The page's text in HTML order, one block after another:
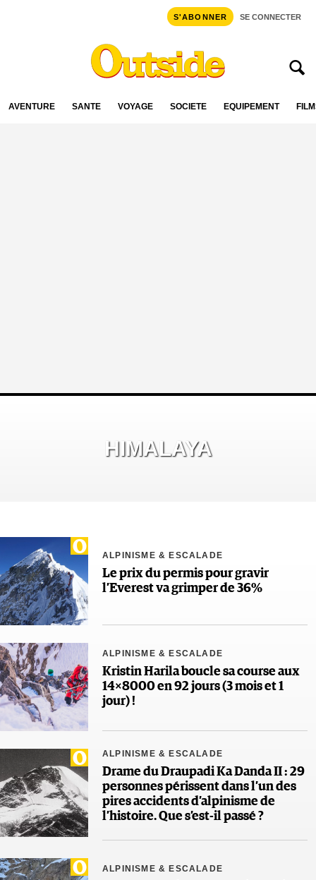
S'ABONNER SE CONNECTER
AVENTURE SANTÉ VOYAGE SOCIÉTÉ ÉQUIPEMENT
HIMALAYA
ALPINISME & ESCALADE
Le prix du permis pour gravir
l’Everest va grimper de 36%
ALPINISME & ESCALADE
Kristin Harila boucle sa course aux
14×8000 en 92 jours (3 mois et 1
jour) !
ALPINISME & ESCALADE
Drame du Draupadi Ka Danda II : 29
personnes périssent dans l’un des
pires accidents d’alpinisme de
l’histoire. Que s’est-il passé ?
ALPINISME & ESCALADE